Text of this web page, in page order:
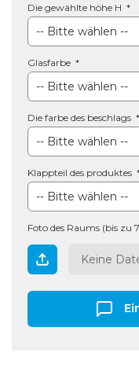
Die gewählte höhe H
Glasfarbe
Die farbe des beschlags
Klappteil des produktes
Foto des Raums (bis zu
Keine